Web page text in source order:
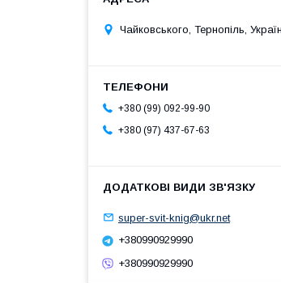
Чайковського, Тернопіль,
+380 (99) 092-99-90
+380 (97) 437-67-63
super-svit-knig@ukr.net
+380990929990
+380990929990